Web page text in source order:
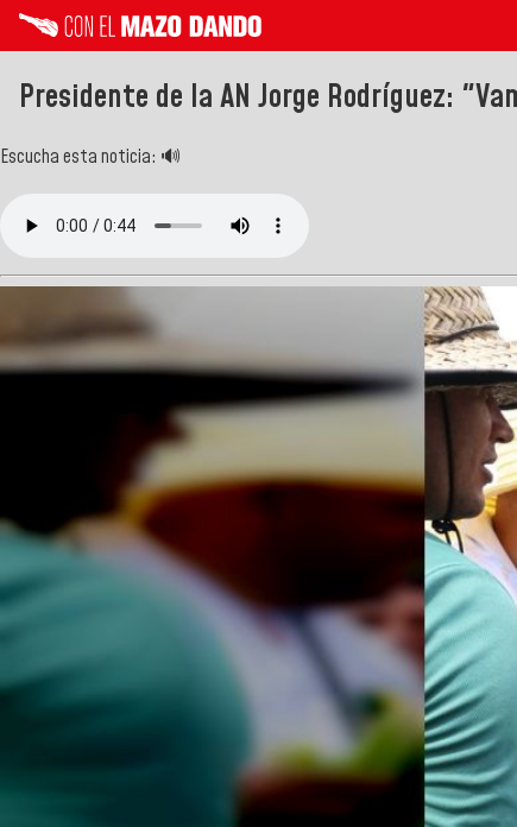
Presidente de la AN Jorge Rodríguez:
Escucha esta noticia: 🔊